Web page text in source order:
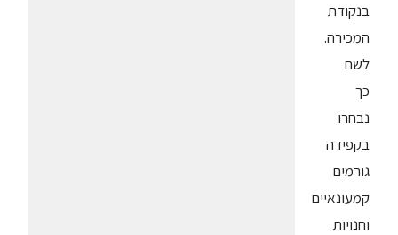
בנקודת
המכירה.
לשם
כך
נבחרו
בקפידה
גורמים
קמעונאיים
וחנויות